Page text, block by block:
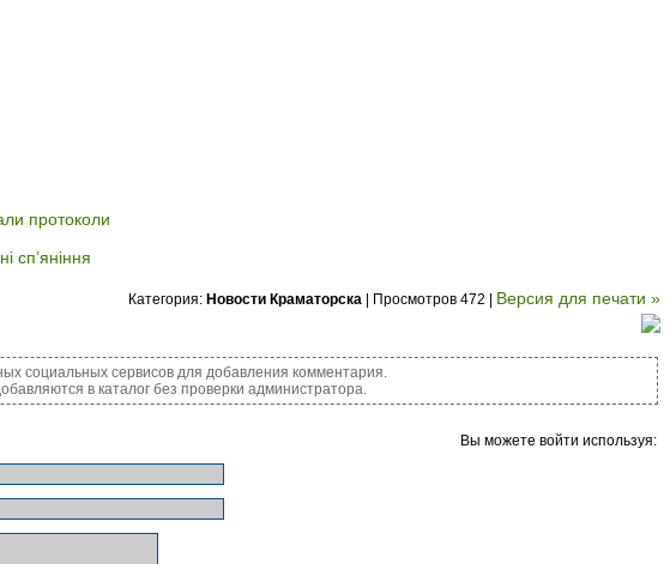
протоколи
сп’яніння
Категория: Новости Краматорска | Просмотров 472 | Версия для печати »
социальных сервисов для добавления комментария.
в каталог без проверки администратора.
Вы можете войти используя: